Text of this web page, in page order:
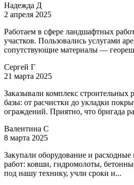
Надежда Д
2 апреля 2025
Работаем в сфере ландшафтных
участков. Пользовались услугами
сопутствующие материалы —
Сергей Г
21 марта 2025
Заказывали комплекс строительных
базы: от расчистки до укладки
ограждений. Приятно, что бригада
Валентина С
8 марта 2025
Закупали оборудование и
работ: ковши, гидромолоты,
под нашу технику, учли сроки и...